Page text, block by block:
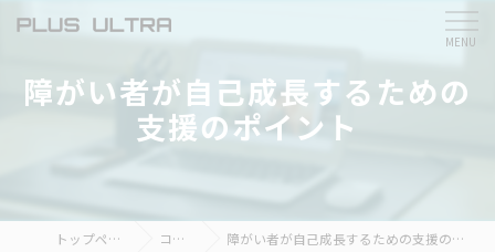
障がい者が自己成長するための
支援のポイント
トップページ コラム 障がい者が自己成長するための支援のポイント